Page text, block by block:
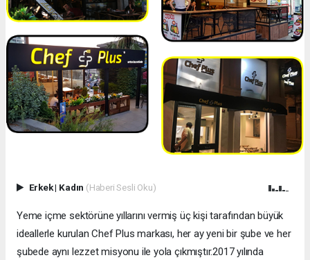
Erkek| Kadın (Haberi Sesli Oku)
Yeme içme sektörüne yıllarını vermiş üç kişi tarafından büyük
ideallerle kurulan Chef Plus markası, her ay yeni bir şube ve her
şubede aynı lezzet misyonu ile yola çıkmıştır.2017 yılında